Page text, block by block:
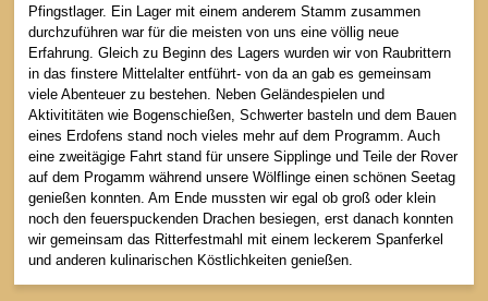
Pfingstlager. Ein Lager mit einem anderem Stamm zusammen
durchzuführen war für die meisten von uns eine völlig neue
Erfahrung. Gleich zu Beginn des Lagers wurden wir von Raubrittern
in das finstere Mittelalter entführt- von da an gab es gemeinsam
viele Abenteuer zu bestehen. Neben Geländespielen und
Aktivititäten wie Bogenschießen, Schwerter basteln und dem Bauen
eines Erdofens stand noch vieles mehr auf dem Programm. Auch
eine zweitägige Fahrt stand für unsere Sipplinge und Teile der Rover
auf dem Progamm während unsere Wölflinge einen schönen Seetag
genießen konnten. Am Ende mussten wir egal ob groß oder klein
noch den feuerspuckenden Drachen besiegen, erst danach konnten
wir gemeinsam das Ritterfestmahl mit einem leckerem Spanferkel
und anderen kulinarischen Köstlichkeiten genießen.